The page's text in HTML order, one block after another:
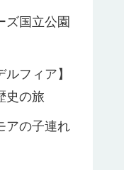
ズ国立公園
フィア】
史の旅
アの子連れ